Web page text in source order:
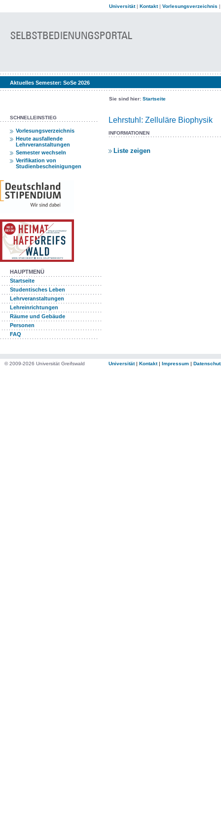
Universität| Kontakt| Vorlesungsverzeichnis
Aktuelles Semester: SoSe 2026
Sie sind hier: Startseite
SCHNELLEINSTIEG
Vorlesungsverzeichnis
Heute ausfallende
Lehrveranstaltungen
Semester wechseln
Verifikation von
Studienbescheinigungen
HAUPTMENÜ
Startseite
Studentisches Leben
Lehrveranstaltungen
Lehreinrichtungen
Räume und Gebäude
Personen
FAQ
Lehrstuhl: Zelluläre Biophysik
INFORMATIONEN
Liste zeigen
© 2009-2026 Universität Greifswald Universität| Kontakt| Impressum |